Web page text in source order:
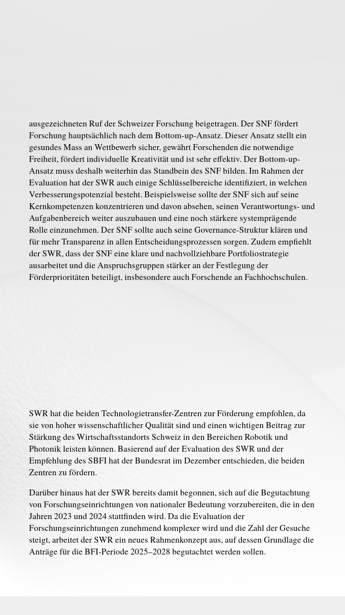
ausgezeichneten Ruf der Schweizer Forschung beigetragen. Der SNF fördert
Forschung hauptsächlich nach dem Bottom-up-Ansatz. Dieser Ansatz stellt ein
gesundes Mass an Wettbewerb sicher, gewährt Forschenden die notwendige
Freiheit, fördert individuelle Kreativität und ist sehr effektiv. Der Bottom-up-
Ansatz muss deshalb weiterhin das Standbein des SNF bilden. Im Rahmen der
Evaluation hat der SWR auch einige Schlüsselbereiche identifiziert, in welchen
Verbesserungspotenzial besteht. Beispielsweise sollte der SNF sich auf seine
Kernkompetenzen konzentrieren und davon absehen, seinen Verantwortungs- und
Aufgabenbereich weiter auszubauen und eine noch stärkere systemprägende
Rolle einzunehmen. Der SNF sollte auch seine Governance-Struktur klären und
für mehr Transparenz in allen Entscheidungsprozessen sorgen. Zudem empfiehlt
der SWR, dass der SNF eine klare und nachvollziehbare Portfoliostrategie
ausarbeitet und die Anspruchsgruppen stärker an der Festlegung der
Förderprioritäten beteiligt, insbesondere auch Forschende an Fachhochschulen.
SWR hat die beiden Technologietransfer-Zentren zur Förderung empfohlen, da
sie von hoher wissenschaftlicher Qualität sind und einen wichtigen Beitrag zur
Stärkung des Wirtschaftsstandorts Schweiz in den Bereichen Robotik und
Photonik leisten können. Basierend auf der Evaluation des SWR und der
Empfehlung des SBFI hat der Bundesrat im Dezember entschieden, die beiden
Zentren zu fördern.
Darüber hinaus hat der SWR bereits damit begonnen, sich auf die Begutachtung
von Forschungseinrichtungen von nationaler Bedeutung vorzubereiten, die in den
Jahren 2023 und 2024 stattfinden wird. Da die Evaluation der
Forschungseinrichtungen zunehmend komplexer wird und die Zahl der Gesuche
steigt, arbeitet der SWR ein neues Rahmenkonzept aus, auf dessen Grundlage die
Anträge für die BFI-Periode 2025–2028 begutachtet werden sollen.